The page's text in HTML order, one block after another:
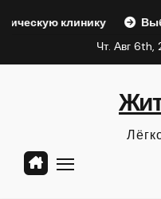
Выбор гонгов:
Чт. Авг 6th,